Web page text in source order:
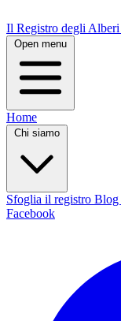
Il Registro degli Alberi
Open menu
Home
Chi siamo
Sfoglia il registro Blog
Facebook